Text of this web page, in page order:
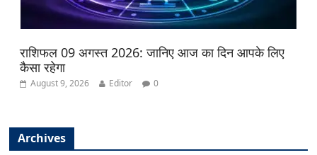
राशिफल 09 अगस्त 2026: जानिए आज का दिन आपके लिए
कैसा रहेगा
August 9, 2026 Editor 0
Archives